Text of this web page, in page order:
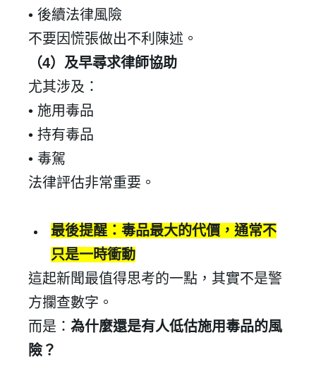
• 後續法律風險
不要因慌張做出不利陳述。
（4）及早尋求律師協助
尤其涉及：
• 施用毒品
• 持有毒品
• 毒駕
法律評估非常重要。
最後提醒：毒品最大的代價，通常不
只是一時衝動
這起新聞最值得思考的一點，其實不是警
方攔查數字。
而是： 為什麼還是有人低估施用毒品的風
險？